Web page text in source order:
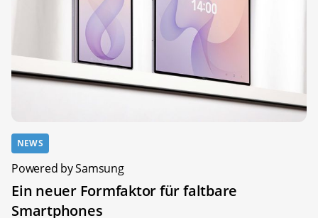
NEWS
Powered by Samsung
Ein neuer Formfaktor für faltbare
Smartphones